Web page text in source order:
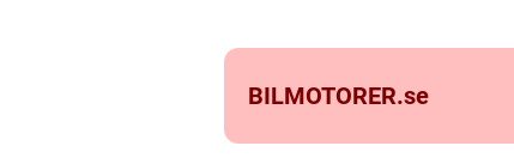
BILMOTORER.se